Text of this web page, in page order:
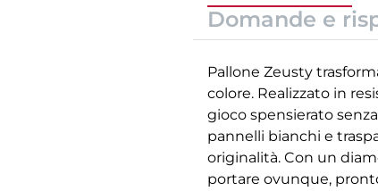
Domande e
Pallone Zeusty
colore. Realizzato in
gioco spensierato
pannelli bianchi e
originalità. Con un
portare ovunque,